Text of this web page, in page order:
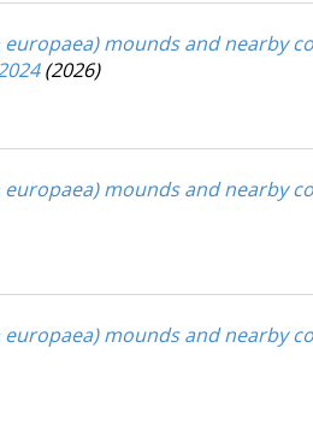
mounds and nearby
(2026)
mounds and nearby
mounds and nearby